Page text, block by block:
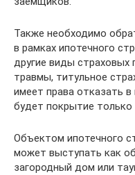
Также необходимо
в рамках ипотечного
другие виды страховых
травмы, титульное
имеет права отказать
будет покрытие
Объектом ипотечного
может выступать как
загородный дом или